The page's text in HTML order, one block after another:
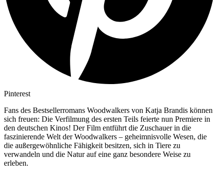
Pinterest
Fans des Bestsellerromans Woodwalkers von Katja Brandis können
sich freuen: Die Verfilmung des ersten Teils feierte nun Premiere in
den deutschen Kinos! Der Film entführt die Zuschauer in die
faszinierende Welt der Woodwalkers – geheimnisvolle Wesen, die
die außergewöhnliche Fähigkeit besitzen, sich in Tiere zu
verwandeln und die Natur auf eine ganz besondere Weise zu
erleben.